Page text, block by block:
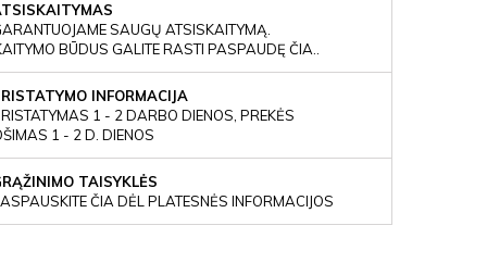
SAUGŲ ATSISKAITYMĄ.
BŪDUS GALITE RASTI PASPAUDĘ ČIA..
INFORMACIJA
1 - 2 DARBO DIENOS, PREKĖS
1 - 2 D. DIENOS
TAISYKLĖS
ČIA DĖL PLATESNĖS INFORMACIJOS